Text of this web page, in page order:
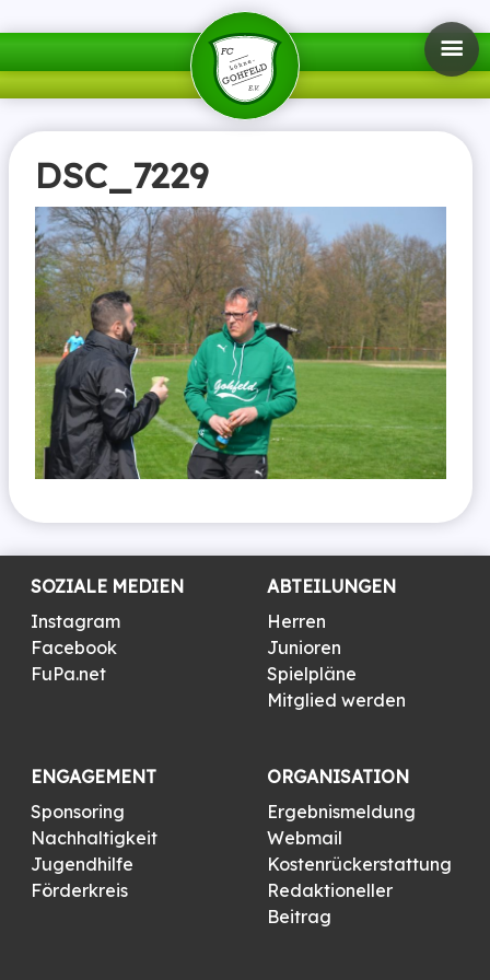
DSC_7229
SOZIALE MEDIEN
Instagram
Facebook
FuPa.net
ABTEILUNGEN
Herren
Junioren
Spielpläne
Mitglied werden
ENGAGEMENT
Sponsoring
Nachhaltigkeit
Jugendhilfe
Förderkreis
ORGANISATION
Ergebnismeldung
Webmail
Kostenrückerstattung
Redaktioneller
Beitrag